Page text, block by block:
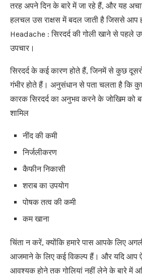
तरह अपने दिन के बारे में जा रहे हैं, और यह
हलचल उस राक्षस में बदल जाती है जिससे आप
Headache : सिरदर्द की गोली खाने से पहले
उपचार।
सिरदर्द के कई कारण होते हैं, जिनमें से कुछ
गंभीर होते हैं। अनुसंधान से पता चलता है कि
कारक सिरदर्द का अनुभव करने के जोखिम को
शामिल
नींद की कमी
निर्जलीकरण
कैफीन निकासी
शराब का उपयोग
पोषक तत्व की कमी
कम खाना
चिंता न करें, क्योंकि हमारे पास आपके लिए
आजमाने के लिए कई विकल्प हैं। और यदि आप
आवश्यक होने तक गोलियां नहीं लेने के बारे में